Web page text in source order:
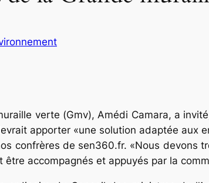
verte (Gmv), Amédi Ca­mara, a
apporter «une solution adaptée aux
confrères de sen360.fr. «Nous devons
être ac­compagnés et appuyés par la